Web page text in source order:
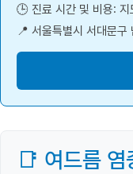
🕒 진료 시간 및 비용: 지
📍 서울특별시 서대문
📑 여드름